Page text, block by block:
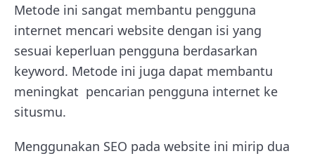
Metode ini sangat membantu pengguna
internet mencari website dengan isi yang
sesuai keperluan pengguna berdasarkan
keyword. Metode ini juga dapat membantu
meningkat pencarian pengguna internet ke
situsmu.
Menggunakan SEO pada website ini mirip dua